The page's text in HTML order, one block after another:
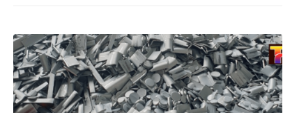
giá cao. Nhằm giúp mọi người dễ dàng
hơn trong công cuộc thanh lý sắt phế liệu,
trong bài viết hôm nay chúng tôi sẽ bật mí
những tiêu chí lựa chọn địa chỉ phế liệu uy
tín và đưa ra gợi ý về công ty thu mua phế
liệu chuyên nghiệp tại Hồ Chí Minh. Hãy
dành ra ít phút để đón đọc nhé!